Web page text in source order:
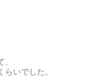
いでした。